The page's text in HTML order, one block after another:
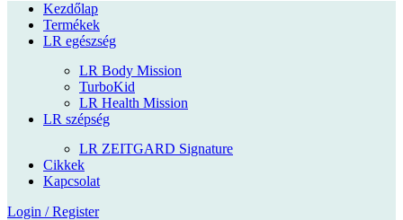
Kezdőlap
Termékek
LR egészség
LR Body Mission
TurboKid
LR Health Mission
LR szépség
LR ZEITGARD Signature
Cikkek
Kapcsolat
Login / Register